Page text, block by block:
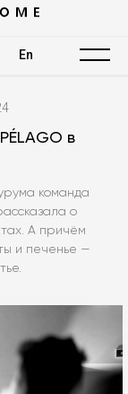
En
в
команда
о
А причём
и печенье —